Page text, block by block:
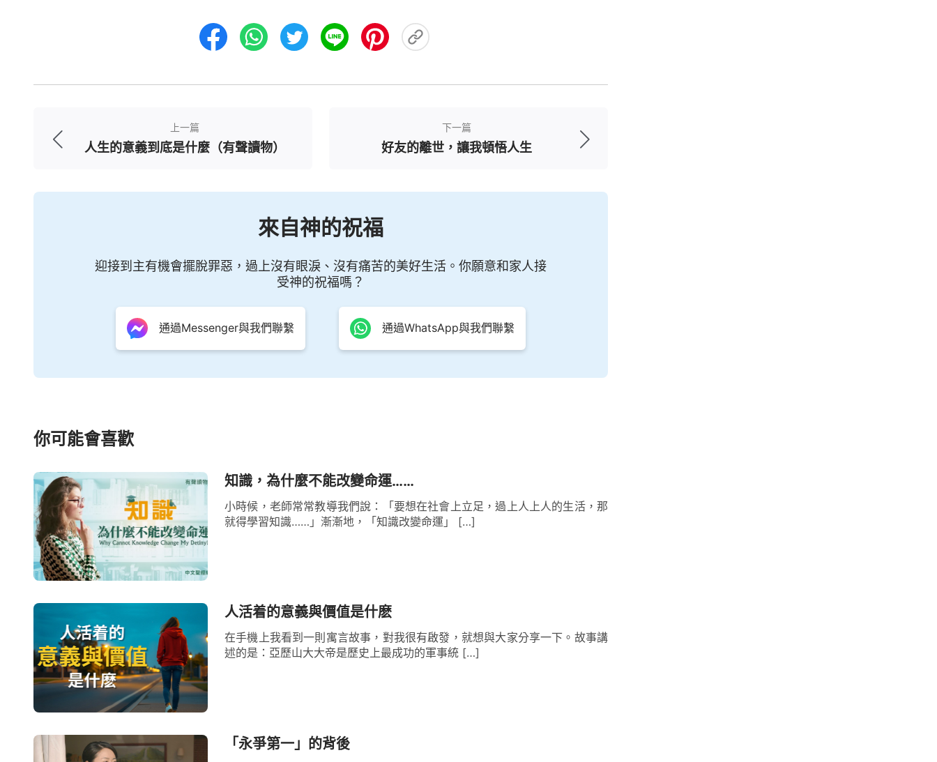
説你也不由自主地為着這一句話去活着。」」
此就奔著這個錯誤的目標苦苦奮鬥，甚至把一生的心血都用在追求錢財上，完全成了金錢的奴
嬸從小門診開到大門診，晝夜不停地工作掙錢，為了金錢傾注了一生的心血代價，雖然生活富
足，事業有成，卻落個疾病纏身，終日活在病痛的折磨與對死亡的恐懼中。而自己為了金錢拼
命奮鬥勞苦半生，每天工作近20個小時，常常帶病工作，但為了賺錢一直堅持從未放棄過，
因著接受了撒但灌輸的錯謬思想觀點，才使得張可一直深陷錢財的漩渦中無力自拔。看到撒但
就是利用金錢來敗壞人、吞吃人，讓人都為了金錢拼命，甘願為其傾其所有，把人都牢牢地控
制在它的手中。我們因沒有真理根本識不破撒但的詭計，受其苦害仍不知醒悟，還認為是在追
求幸福，撒但敗壞人的手段實在太卑鄙、邪惡了！張可感謝神的恩待，能把自己帶到神面前，
神的話說：「
事，這個幸福不是任何的物質世界當中的東西能代替的。甚至有些人也試過，在外面跌打滾爬
的那幾年挺累，很苦，掙了點錢，也享受了，怎麼樣了？活得沒有尊嚴，活得越來越累，『與
其這樣活著還不如死了呢！』對那個事已經看透了。不是說走投無路了信神了，而是他已經真
真切切地感受到了：跟隨神走，走追求真理的道路，為神花費奉獻一生，這是心靈最得安慰的
事，是一生中最大的事；得著神，得著真理，這是最幸福的事，是讓人的心靈最踏實的一件
事。」「人信神之後得了一些真理，這些真理給人帶來的幸福就足可以取代那些物質、那些安
逸享受給人帶來的幸福。那些東西你得的越多越不知足，不知道好歹；真理呢，人明白得越透
亮，得的越多，人越知道感謝神，越知道感恩，心裡越有飽足感。」
從神的話中張可明白了，外表的物質享受、奢華的生活、名利地位，只會讓肉體得到暫時
的滿足，但因著貪婪的慾望永無止境，使我們想得到更多，結果使身心俱疲，積勞成疾，並不
能讓我們心靈得到充實幸福；甚至當得了不治之症時，就是傾其所有也無法挽回生命，更談不
上一篇
人生的意義到底是什麼（有聲讀物）
下一篇
好友的離世，讓我頓悟人生
來自神的祝福
迎接到主有機會擺脫罪惡，過上沒有眼淚、沒有痛苦的美好生活。你願意和家人接
受神的祝福嗎？
通過Messenger與我們聯繫 通過WhatsApp與我們聯繫
你可能會喜歡
知識，為什麼不能改變命運……
小時候，老師常常教導我們說：「要想在社會上立足，過上人上人的生活，那
就得學習知識……」漸漸地，「知識改變命運」 […]
人活着的意義與價值是什麽
在手機上我看到一則寓言故事，對我很有啟發，就想與大家分享一下。故事講
述的是：亞歷山大大帝是歷史上最成功的軍事統 […]
「永爭第一」的背後